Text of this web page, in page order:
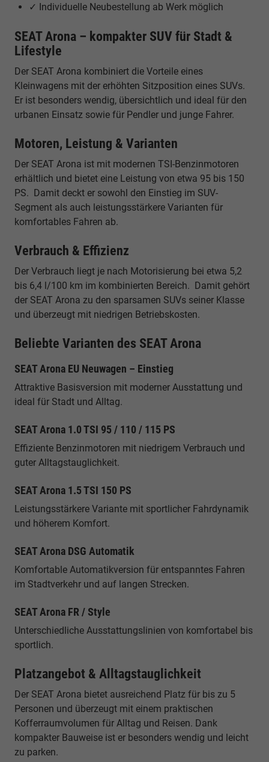
✓ Individuelle Neubestellung ab Werk möglich
SEAT Arona – kompakter SUV für Stadt &
Lifestyle
Der SEAT Arona kombiniert die Vorteile eines
Kleinwagens mit der erhöhten Sitzposition eines SUVs.
Er ist besonders wendig, übersichtlich und ideal für den
urbanen Einsatz sowie für Pendler und junge Fahrer.
Motoren, Leistung & Varianten
Der SEAT Arona ist mit modernen TSI-Benzinmotoren
erhältlich und bietet eine Leistung von etwa 95 bis 150
PS. Damit deckt er sowohl den Einstieg im SUV-
Segment als auch leistungsstärkere Varianten für
komfortables Fahren ab.
Verbrauch & Effizienz
Der Verbrauch liegt je nach Motorisierung bei etwa 5,2
bis 6,4 l/100 km im kombinierten Bereich. Damit gehört
der SEAT Arona zu den sparsamen SUVs seiner Klasse
und überzeugt mit niedrigen Betriebskosten.
Beliebte Varianten des SEAT Arona
SEAT Arona EU Neuwagen – Einstieg
Attraktive Basisversion mit moderner Ausstattung und
ideal für Stadt und Alltag.
SEAT Arona 1.0 TSI 95 / 110 / 115 PS
Effiziente Benzinmotoren mit niedrigem Verbrauch und
guter Alltagstauglichkeit.
SEAT Arona 1.5 TSI 150 PS
Leistungsstärkere Variante mit sportlicher Fahrdynamik
und höherem Komfort.
SEAT Arona DSG Automatik
Komfortable Automatikversion für entspanntes Fahren
im Stadtverkehr und auf langen Strecken.
SEAT Arona FR / Style
Unterschiedliche Ausstattungslinien von komfortabel bis
sportlich.
Platzangebot & Alltagstauglichkeit
Der SEAT Arona bietet ausreichend Platz für bis zu 5
Personen und überzeugt mit einem praktischen
Kofferraumvolumen für Alltag und Reisen. Dank
kompakter Bauweise ist er besonders wendig und leicht
zu parken.